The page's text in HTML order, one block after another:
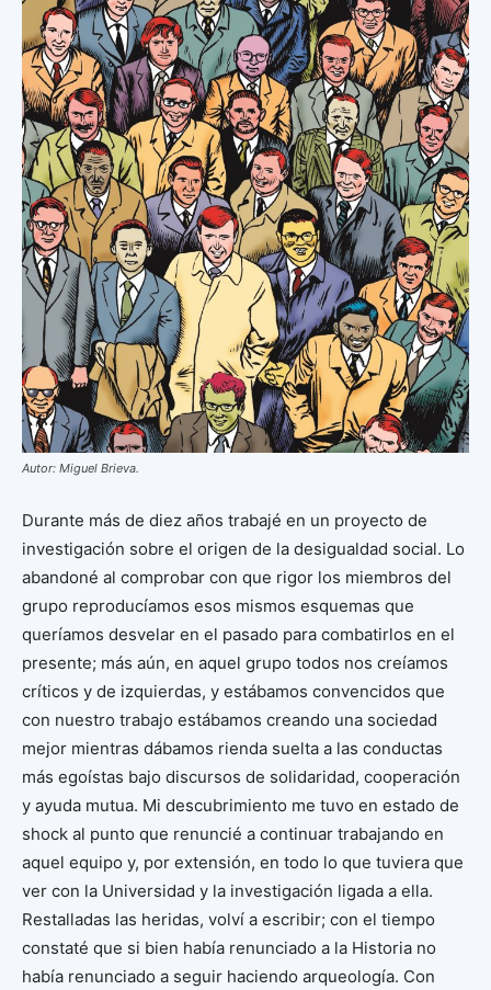
Autor: Miguel Brieva.
Durante más de diez años trabajé en un proyecto de
investigación sobre el origen de la desigualdad social. Lo
abandoné al comprobar con que rigor los miembros del
grupo reproducíamos esos mismos esquemas que
queríamos desvelar en el pasado para combatirlos en el
presente; más aún, en aquel grupo todos nos creíamos
críticos y de izquierdas, y estábamos convencidos que
con nuestro trabajo estábamos creando una sociedad
mejor mientras dábamos rienda suelta a las conductas
más egoístas bajo discursos de solidaridad, cooperación
y ayuda mutua. Mi descubrimiento me tuvo en estado de
shock al punto que renuncié a continuar trabajando en
aquel equipo y, por extensión, en todo lo que tuviera que
ver con la Universidad y la investigación ligada a ella.
Restalladas las heridas, volví a escribir; con el tiempo
constaté que si bien había renunciado a la Historia no
había renunciado a seguir haciendo arqueología. Con